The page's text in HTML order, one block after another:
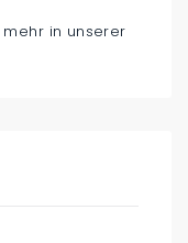
in unserer